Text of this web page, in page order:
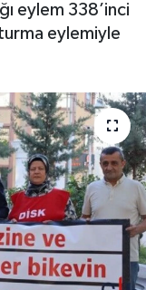
eylem 338’inci
eylemiyle